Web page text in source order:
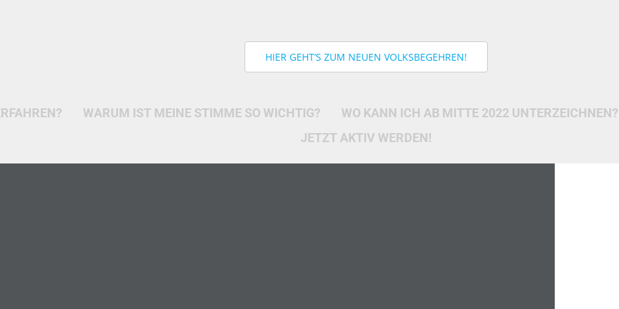
HIER GEHT’S ZUM NEUEN VOLKSBEGEHREN!
WARUM IST MEINE STIMME SO WICHTIG?
WO KANN ICH AB MITTE 2022 UNTERZEICHNEN?
JETZT AKTIV WERDEN!